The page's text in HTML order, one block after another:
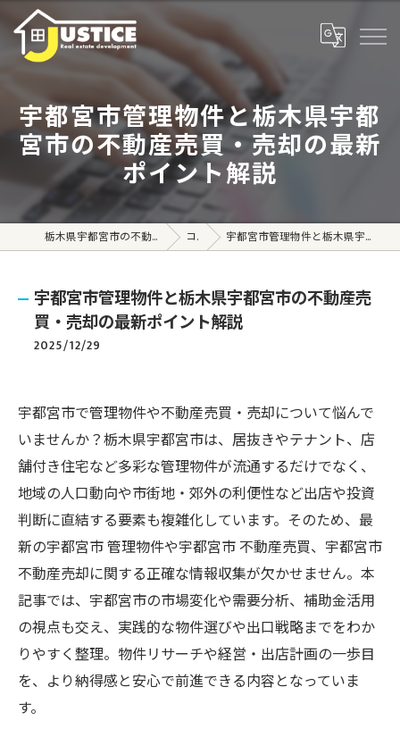
宇都宮市管理物件と栃木県宇都
宮市の不動産売買・売却の最新
ポイント解説
栃木県宇都宮市の不動産売買なら株式会社ジャスティス コラム 宇都宮市管理物件と栃木県宇都宮市の不動産売買・売却の最新ポイント解説
宇都宮市管理物件と栃木県宇都宮市の不動産売
買・売却の最新ポイント解説
2025/12/29
宇都宮市で管理物件や不動産売買・売却について悩んで
いませんか？栃木県宇都宮市は、居抜きやテナント、店
舗付き住宅など多彩な管理物件が流通するだけでなく、
地域の人口動向や市街地・郊外の利便性など出店や投資
判断に直結する要素も複雑化しています。そのため、最
新の宇都宮市 管理物件や宇都宮市 不動産売買、宇都宮市
不動産売却に関する正確な情報収集が欠かせません。本
記事では、宇都宮市の市場変化や需要分析、補助金活用
の視点も交え、実践的な物件選びや出口戦略までをわか
りやすく整理。物件リサーチや経営・出店計画の一歩目
を、より納得感と安心で前進できる内容となっていま
す。